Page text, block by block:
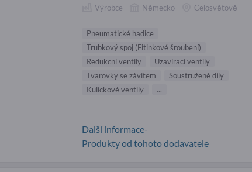
Výrobce Německo Celosvětově
Pneumatické hadice
Trubkový spoj (Fitinkové šroubení)
Redukcní ventily
Uzavírací ventily
Tvarovky se závitem
Soustružené díly
Kulickové ventily
...
Další informace-
Produkty od tohoto dodavatele